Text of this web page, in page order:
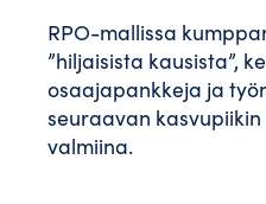
RPO-mallissa
”hiljaisista kausista”,
osaajapankkeja ja
seuraavan
valmiina.